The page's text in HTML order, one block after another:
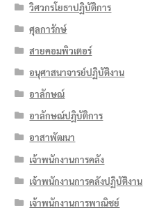
วิศวกรโยธาปฏิบัติการ
ศุลการักษ์
สายคอมพิวเตอร์
อนุศาสนาจารย์ปฏิบัติงาน
อาลักษณ์
อาลักษณ์ปฏิบัติการ
อาสาพัฒนา
เจ้าพนักงานการคลัง
เจ้าพนักงานการคลังปฏิบัติงาน
เจ้าพนักงานการพาณิชย์